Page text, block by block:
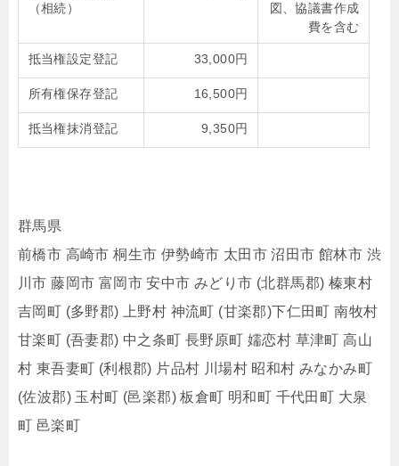
（相続）
図、協議書作成
費を含む
抵当権設定登記 33,000円
所有権保存登記 16,500円
抵当権抹消登記 9,350円
群馬県
前橋市 高崎市 桐生市 伊勢崎市 太田市 沼田市 館林市 渋
川市 藤岡市 富岡市 安中市 みどり市 (北群馬郡) 榛東村
吉岡町 (多野郡) 上野村 神流町 (甘楽郡)下仁田町 南牧村
甘楽町 (吾妻郡) 中之条町 長野原町 嬬恋村 草津町 高山
村 東吾妻町 (利根郡) 片品村 川場村 昭和村 みなかみ町
(佐波郡) 玉村町 (邑楽郡) 板倉町 明和町 千代田町 大泉
町 邑楽町